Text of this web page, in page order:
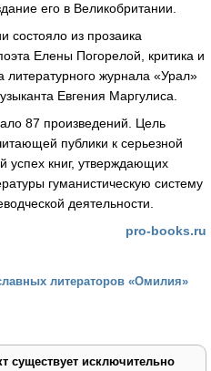
его в Великобритании.
из прозаика
Елены Погорелой, критика и
литературного журнала «Урал»
Евгения Маргулиса.
87 произведений. Цель
публики к серьезной
успех книг, утверждающих
гуманистическую систему
деятельности.
pro-books.ru
литераторов «Омилия»
существует исключительно